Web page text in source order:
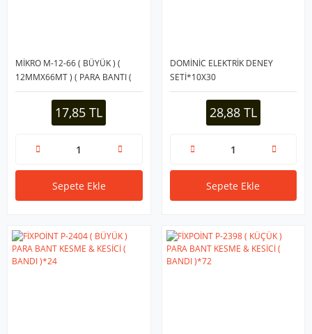
MİKRO M-12-66 ( BÜYÜK ) (
12MMX66MT ) ( PARA BANTI (
BANDI )*12X24
17,85 TL
Sepete Ekle
DOMİNİC ELEKTRİK DENEY
SETİ*10X30
28,88 TL
Sepete Ekle